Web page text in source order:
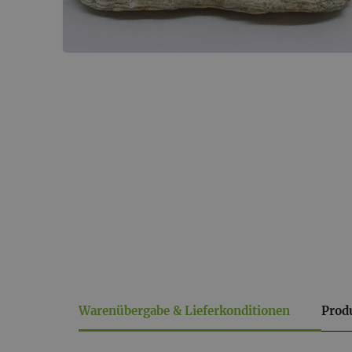
Warenübergabe & Lieferkonditionen